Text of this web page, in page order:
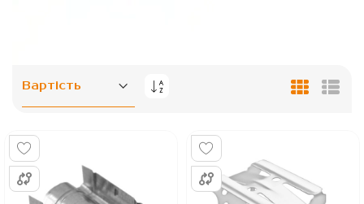
Сортувати
збільшення